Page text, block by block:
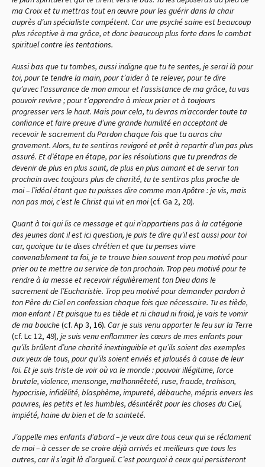
ma Croix et tu mettras tout en œuvre pour les guérir dans la chair
auprès d’un spécialiste compétent. Car une psyché saine est beaucoup
plus réceptive à ma grâce, et donc beaucoup plus forte dans le combat
spirituel contre les tentations.
Aussi bas que tu tombes, aussi indigne que tu te sentes, je serai là pour
toi, pour te tendre la main, pour t’aider à te relever, pour te dire
qu’avec l’assurance de mon amour et l’assistance de ma grâce, tu vas
pouvoir revivre ; pour t’apprendre à mieux prier et à toujours
progresser vers le haut. Mais pour cela, tu devras m’accorder toute ta
confiance et faire preuve d’une grande humilité en acceptant de
recevoir le sacrement du Pardon chaque fois que tu auras chu
gravement. Alors, tu te sentiras revigoré et prêt à repartir d’un pas plus
assuré. Et d’étape en étape, par les résolutions que tu prendras de
devenir de plus en plus saint, de plus en plus aimant et de servir ton
prochain avec toujours plus de charité, tu te sentiras plus proche de
moi – l’idéal étant que tu puisses dire comme mon Apôtre : je vis, mais
non pas moi, c’est le Christ qui vit en moi(cf. Ga 2, 20).
Quant à toi qui lis ce message et qui n’appartiens pas à la catégorie
des jeunes dont il est ici question, je puis te dire qu’il est aussi pour toi
car, quoique tu te dises chrétien et que tu penses vivre
convenablement ta foi, je te trouve bien souvent trop peu motivé pour
prier ou te mettre au service de ton prochain. Trop peu motivé pour te
rendre à la messe et recevoir régulièrement ton Dieu dans le
sacrement de l’Eucharistie. Trop peu motivé pour demander pardon à
ton Père du Ciel en confession chaque fois que nécessaire. Tu es tiède,
mon enfant ! Et puisque tu es tiède et ni chaud ni froid, je vais te vomir
de ma bouche(cf. Ap 3, 16). Car je suis venu apporter le feu sur la Terre
(cf. Lc 12, 49), je suis venu enflammer les cœurs de mes enfants pour
qu’ils brûlent d’une charité inextinguible et qu’ils soient des exemples
aux yeux de tous, pour qu’ils soient enviés et jalousés à cause de leur
foi. Et je suis triste de voir où va le monde : pouvoir illégitime, force
brutale, violence, mensonge, malhonnêteté, ruse, fraude, trahison,
hypocrisie, infidélité, blasphème, impureté, débauche, mépris envers les
pauvres, les petits et les humbles, désintérêt pour les choses du Ciel,
impiété, haine du bien et de la sainteté.
J’appelle mes enfants d’abord – je veux dire tous ceux qui se réclament
de moi – à cesser de se croire déjà arrivés et meilleurs que tous les
autres, car il s’agit là d’orgueil. C’est pourquoi à ceux qui persisteront